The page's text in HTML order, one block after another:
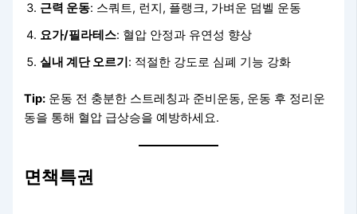
근력 운동: 스쿼트, 런지, 플랭크, 가벼운 덤벨 운동
요가/필라테스: 혈압 안정과 유연성 향상
실내 계단 오르기 : 적절한 강도로 심폐 기능 강화
Tip: 운동 전 충분한 스트레칭과 준비운동, 운동 후 정리운
동을 통해 혈압 급상승을 예방하세요.
면책특권